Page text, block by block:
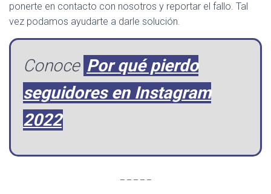
ponerte en contacto con nosotros y reportar el fallo. Tal
vez podamos ayudarte a darle solución.
Conoce Por qué pierdo
seguidores en Instagram
2022